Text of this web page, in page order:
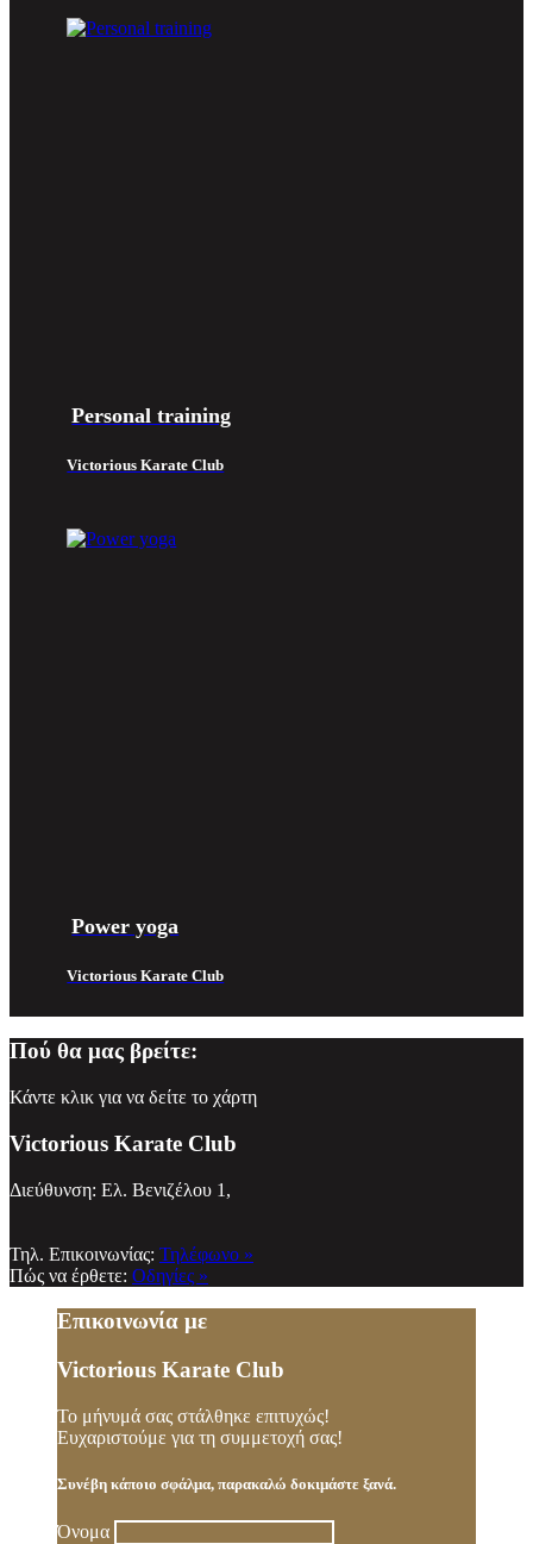
Personal training
Victorious Karate Club
Power yoga
Victorious Karate Club
Πού θα μας βρείτε:
Κάντε κλικ για να δείτε το χάρτη
Victorious Karate Club
Διεύθυνση: Ελ. Βενιζέλου 1,
Τηλ. Επικοινωνίας: Τηλέφωνο »
Πώς να έρθετε: Οδηγίες »
Επικοινωνία με
Victorious Karate Club
Το μήνυμά σας στάλθηκε επιτυχώς!
Ευχαριστούμε για τη συμμετοχή σας!
Συνέβη κάποιο σφάλμα, παρακαλώ δοκιμάστε ξανά.
Όνομα